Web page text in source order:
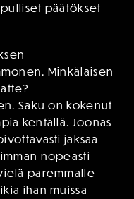
päätökset
Minkälaisen
Saku on kokenut
kentällä. Joonas
jaksaa
nopeasti
paremmalle
ihan muissa